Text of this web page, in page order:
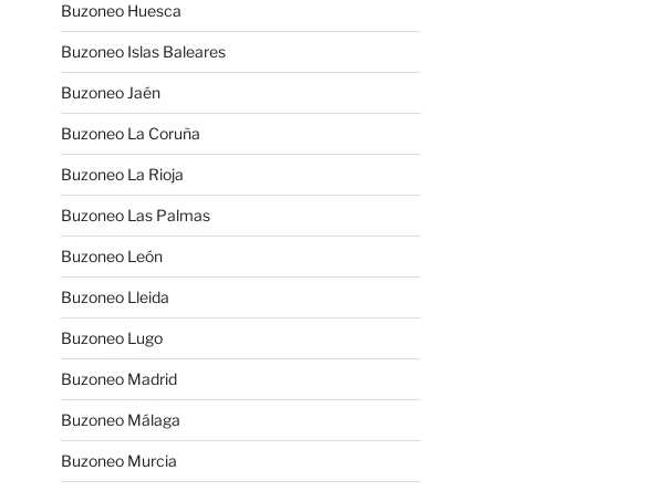
Buzoneo Huesca
Buzoneo Islas Baleares
Buzoneo Jaén
Buzoneo La Coruña
Buzoneo La Rioja
Buzoneo Las Palmas
Buzoneo León
Buzoneo Lleida
Buzoneo Lugo
Buzoneo Madrid
Buzoneo Málaga
Buzoneo Murcia